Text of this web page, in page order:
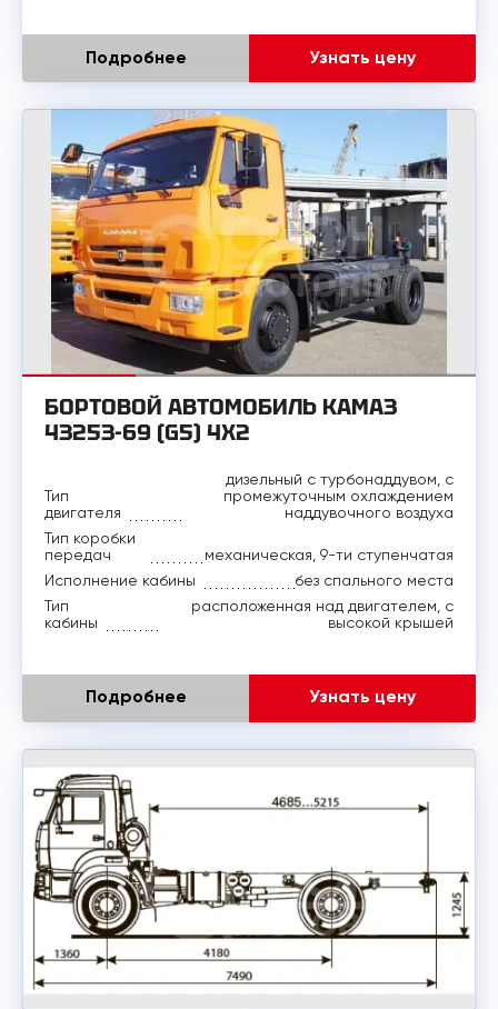
Подробнее Узнать цену
БОРТОВОЙ АВТОМОБИЛЬ КАМАЗ
43253-69 (G5) 4Х2
Тип
двигателя
дизельный с турбонаддувом, с
промежуточным охлаждением
наддувочного воздуха
Тип коробки
передач
механическая, 9-ти ступенчатая
Исполнение кабины
без спального места
Тип
кабины
расположенная над двигателем, с
высокой крышей
Подробнее Узнать цену